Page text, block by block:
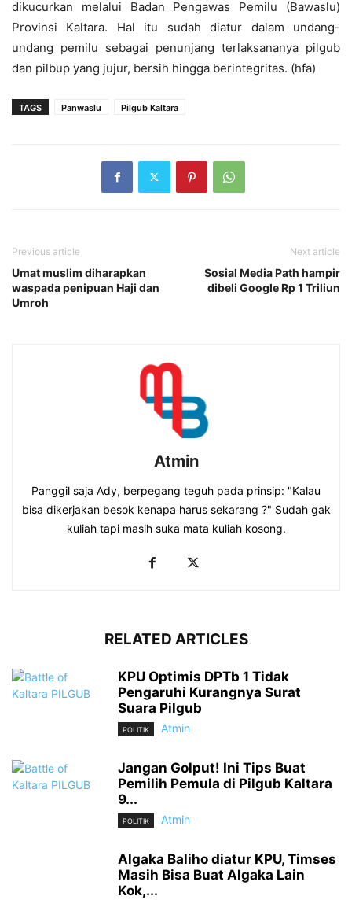
dikucurkan melalui Badan Pengawas Pemilu (Bawaslu)
Provinsi Kaltara. Hal itu sudah diatur dalam undang-
undang pemilu sebagai penunjang terlaksananya pilgub
dan pilbup yang jujur, bersih hingga berintegritas. (hfa)
TAGS Panwaslu Pilgub Kaltara
Previous article
Umat muslim diharapkan
waspada penipuan Haji dan
Umroh
Next article
Sosial Media Path hampir
dibeli Google Rp 1 Triliun
Atmin
Panggil saja Ady, berpegang teguh pada prinsip: "Kalau
bisa dikerjakan besok kenapa harus sekarang ?" Sudah gak
kuliah tapi masih suka mata kuliah kosong.
RELATED ARTICLES
KPU Optimis DPTb 1 Tidak
Pengaruhi Kurangnya Surat
Suara Pilgub
POLITIK Atmin
Jangan Golput! Ini Tips Buat
Pemilih Pemula di Pilgub Kaltara
9...
POLITIK Atmin
Algaka Baliho diatur KPU, Timses
Masih Bisa Buat Algaka Lain
Kok,...